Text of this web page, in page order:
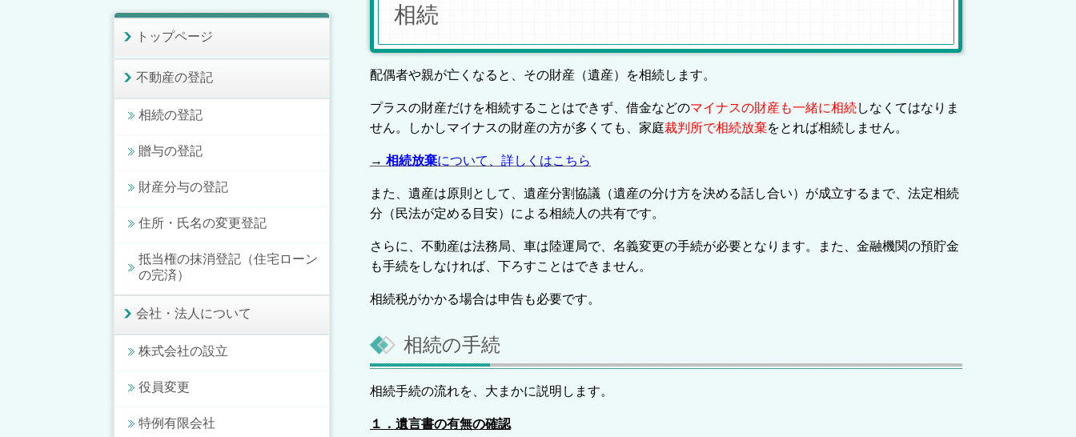
相続
配偶者や親が亡くなると、その財産（遺産）を相続します。
プラスの財産だけを相続することはできず、借金などのマイナスの財産も一緒に相続しなくてはなりま
せん。しかしマイナスの財産の方が多くても、家庭裁判所で相続放棄をとれば相続しません。
→ 相続放棄について、詳しくはこちら
また、遺産は原則として、遺産分割協議（遺産の分け方を決める話し合い）が成立するまで、法定相続
分（民法が定める目安）による相続人の共有です。
さらに、不動産は法務局、車は陸運局で、名義変更の手続が必要となります。また、金融機関の預貯金
も手続をしなければ、下ろすことはできません。
相続税がかかる場合は申告も必要です。
相続の手続
相続手続の流れを、大まかに説明します。
１．遺言書の有無の確認
トップページ
不動産の登記
相続の登記
贈与の登記
財産分与の登記
住所・氏名の変更登記
抵当権の抹消登記（住宅ローン
の完済）
会社・法人について
株式会社の設立
役員変更
特例有限会社